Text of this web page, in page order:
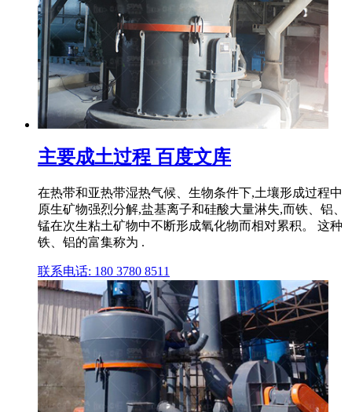
主要成土过程 百度文库
在热带和亚热带湿热气候、生物条件下,土壤形成过程中
原生矿物强烈分解,盐基离子和硅酸大量淋失,而铁、铝、
锰在次生粘土矿物中不断形成氧化物而相对累积。 这种
铁、铝的富集称为 .
联系电话: 180 3780 8511